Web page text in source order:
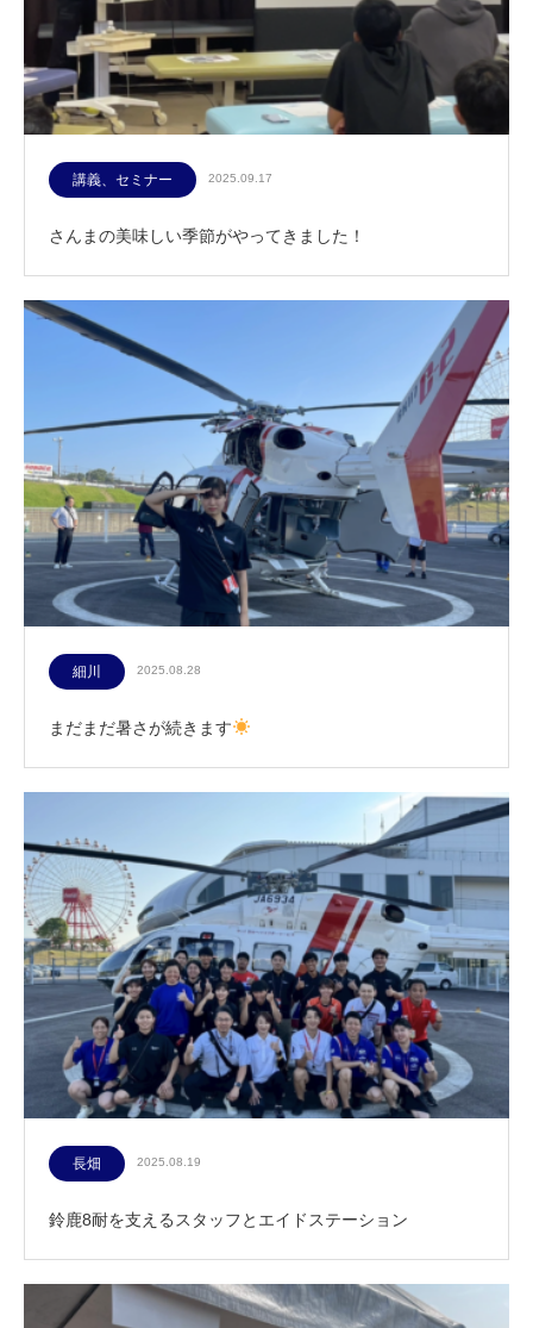
講義、セミナー 2025.09.17
さんまの美味しい季節がやってきました！
細川 2025.08.28
まだまだ暑さが続きます
長畑 2025.08.19
鈴鹿8耐を支えるスタッフとエイドステーション